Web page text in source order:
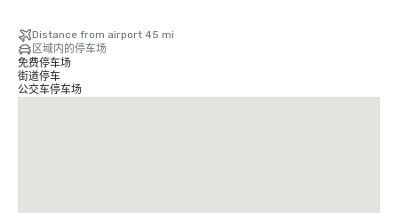
Distance from airport 45 mi
区域内的停车场
免费停车场
街道停车
公交车停车场